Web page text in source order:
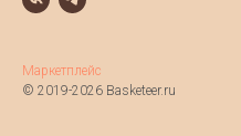
Маркетплейс
© 2019-2026 Basketeer.ru